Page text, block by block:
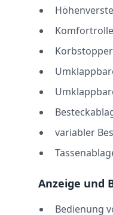
variabler
Anzeige und
Bedienung